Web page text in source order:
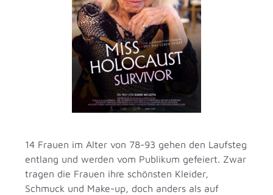
14 Frauen im Alter von 78-93 gehen den Laufsteg
entlang und werden vom Publikum gefeiert. Zwar
tragen die Frauen ihre schönsten Kleider,
Schmuck und Make-up, doch anders als auf